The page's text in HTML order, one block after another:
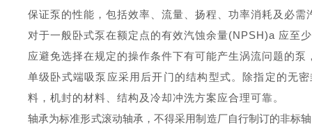
保证泵的性能，包括效率、流量、扬程、功率消耗及必
对于一般卧式泵在额定点的有效汽蚀余量(NPSH)a 应至
应避免选择在规定的操作条件下有可能产生涡流问题的
单级卧式端吸泵应采用后开门的结构型式。除指定的无
料，机封的材料、结构及冷却冲洗方案应合理可靠。
轴承为标准形式滚动轴承，不得采用制造厂自行制订的非标